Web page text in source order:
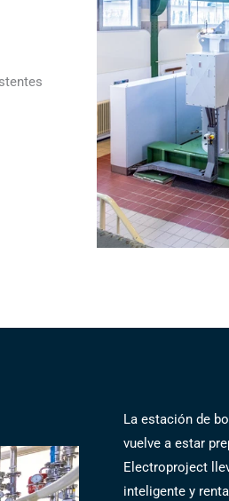
La estación de
vuelve a estar
Electroproject
inteligente y